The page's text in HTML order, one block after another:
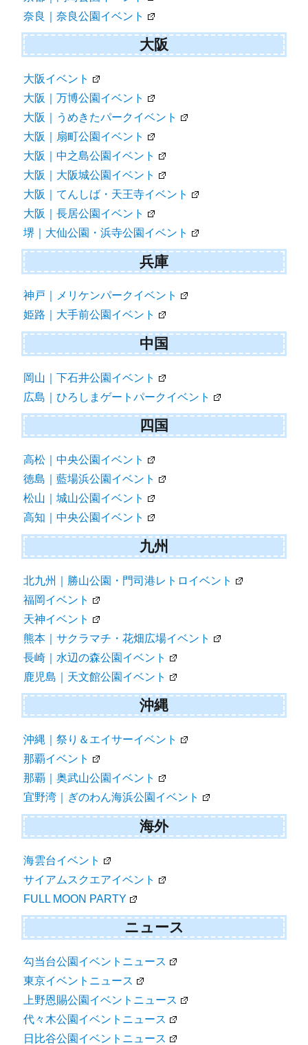
奈良｜奈良公園イベント
大阪
大阪イベント
大阪｜万博公園イベント
大阪｜うめきたパークイベント
大阪｜扇町公園イベント
大阪｜中之島公園イベント
大阪｜大阪城公園イベント
大阪｜てんしば・天王寺イベント
大阪｜長居公園イベント
堺｜大仙公園・浜寺公園イベント
兵庫
神戸｜メリケンパークイベント
姫路｜大手前公園イベント
中国
岡山｜下石井公園イベント
広島｜ひろしまゲートパークイベント
四国
高松｜中央公園イベント
徳島｜藍場浜公園イベント
松山｜城山公園イベント
高知｜中央公園イベント
九州
北九州｜勝山公園・門司港レトロイベント
福岡イベント
天神イベント
熊本｜サクラマチ・花畑広場イベント
長崎｜水辺の森公園イベント
鹿児島｜天文館公園イベント
沖縄
沖縄｜祭り＆エイサーイベント
那覇イベント
那覇｜奥武山公園イベント
宜野湾｜ぎのわん海浜公園イベント
海外
海雲台イベント
サイアムスクエアイベント
FULL MOON PARTY
ニュース
勾当台公園イベントニュース
東京イベントニュース
上野恩賜公園イベントニュース
代々木公園イベントニュース
日比谷公園イベントニュース